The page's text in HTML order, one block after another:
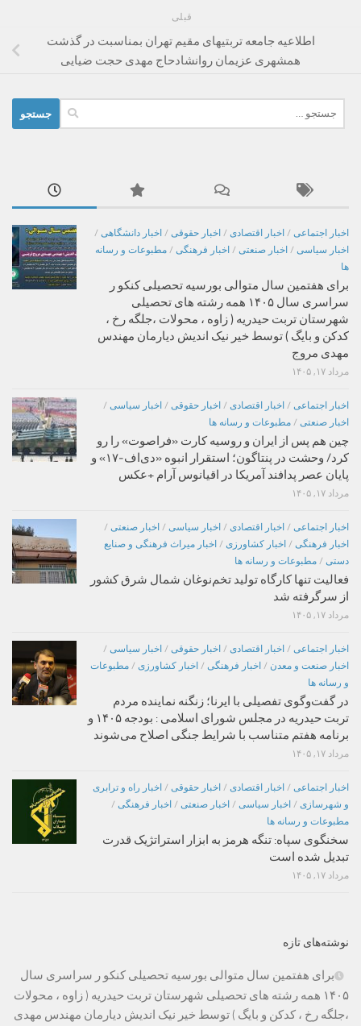
قبلی
اطلاعیه جامعه تربتیهای مقیم تهران بمناسبت در گذشت
همشهری عزیمان روانشادحاج مهدی حجت ضیایی
برای:
اخبار اجتماعی / اخبار اقتصادی / اخبار حقوقی / اخبار دانشگاهی /
اخبار سیاسی / اخبار صنعتی / اخبار فرهنگی / مطبوعات و رسانه
ها
برای هفتمین سال متوالی بورسیه تحصیلی کنکو ر
سراسری سال ۱۴۰۵ همه رشته های تحصیلی
شهرستان تربت حیدریه ( زاوه ، محولات ،جلگه رخ ،
کدکن و بایگ ) توسط خیر نیک اندیش دیارمان مهندس
مهدی مروج
مرداد ۱۷, ۱۴۰۵
اخبار اجتماعی / اخبار اقتصادی / اخبار حقوقی / اخبار سیاسی /
اخبار صنعتی / مطبوعات و رسانه ها
چین هم پس از ایران و روسیه کارت «فراصوت» را رو
کرد/ وحشت در پنتاگون؛ استقرار انبوه «دی‌اف‑۱۷» و
پایان عصر پدافند آمریکا در اقیانوس آرام +عکس
مرداد ۱۷, ۱۴۰۵
اخبار اجتماعی / اخبار اقتصادی / اخبار سیاسی / اخبار صنعتی /
اخبار فرهنگی / اخبار کشاورزی / اخبار میراث فرهنگی و صنایع
دستی / مطبوعات و رسانه ها
فعالیت تنها کارگاه تولید تخم‌نوغان شمال شرق کشور
از سرگرفته شد
مرداد ۱۷, ۱۴۰۵
اخبار اجتماعی / اخبار اقتصادی / اخبار حقوقی / اخبار سیاسی /
اخبار صنعت و معدن / اخبار فرهنگی / اخبار کشاورزی / مطبوعات
و رسانه ها
در گفت‌وگوی تفصیلی با ایرنا؛ زنگنه نماینده مردم
تربت حیدریه در مجلس شورای اسلامی : بودجه ۱۴۰۵ و
برنامه هفتم متناسب با شرایط جنگی اصلاح می‌شوند
مرداد ۱۷, ۱۴۰۵
اخبار اجتماعی / اخبار اقتصادی / اخبار حقوقی / اخبار راه و ترابری
و شهرسازی / اخبار سیاسی / اخبار صنعتی / اخبار فرهنگی /
مطبوعات و رسانه ها
سخنگوی سپاه: تنگه هرمز به ابزار استراتژیک قدرت
تبدیل شده است
مرداد ۱۷, ۱۴۰۵
نوشته‌های تازه
برای هفتمین سال متوالی بورسیه تحصیلی کنکو ر سراسری سال
۱۴۰۵ همه رشته های تحصیلی شهرستان تربت حیدریه ( زاوه ، محولات
،جلگه رخ ، کدکن و بایگ ) توسط خیر نیک اندیش دیارمان مهندس مهدی